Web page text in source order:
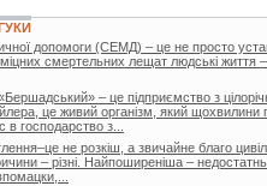
допомоги (СЕМД) – це не просто
смертельних лещат людські життя
– це підприємство з
це живий організм, який щохвилини
в господарство з...
не розкіш, а звичайне благо
– різні. Найпоширеніша –